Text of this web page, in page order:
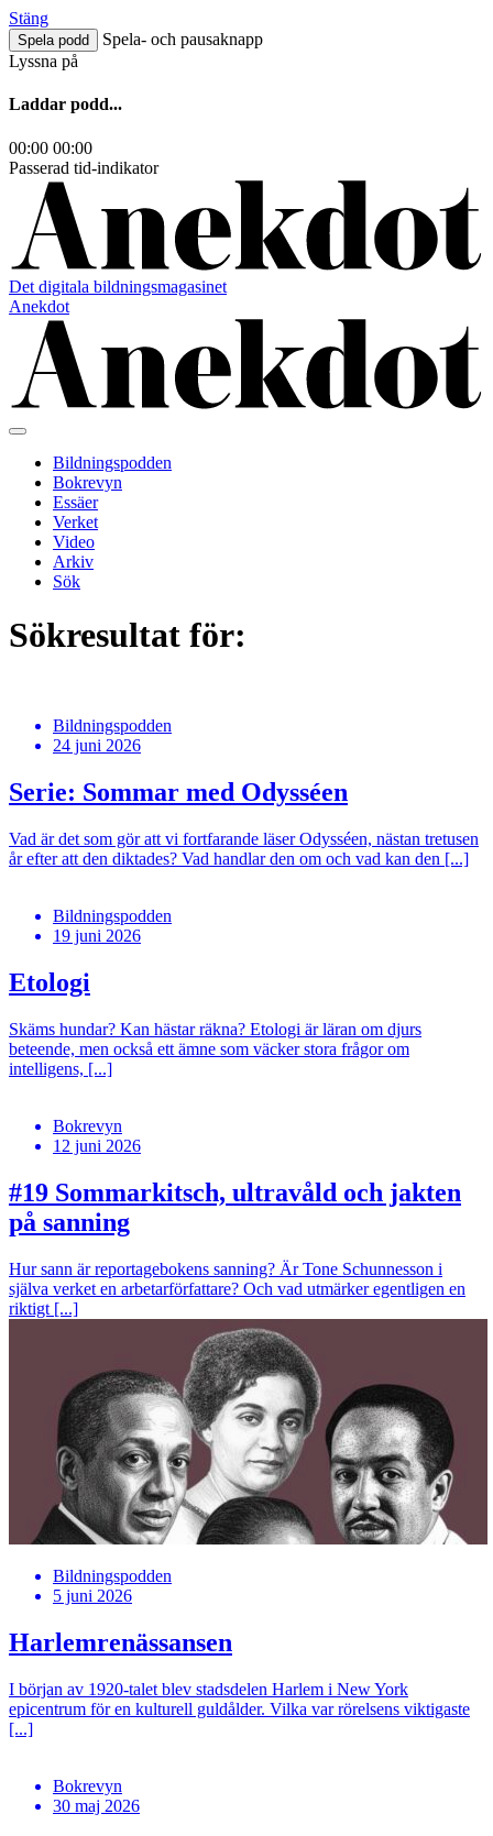
Hoppa
till
innehåll
Stäng
Spela podd
Spela- och pausaknapp
Lyssna på
Laddar podd...
00:00 00:00
Passerad tid-indikator
Det digitala bildningsmagasinet
Anekdot
Bildningspodden
Bokrevyn
Essäer
Verket
Video
Arkiv
Sök
Sökresultat för:
Bildningspodden
24 juni 2026
Serie: Sommar med Odysséen
Vad är det som gör att vi fortfarande läser Odysséen, nästan tretusen
år efter att den diktades? Vad handlar den om och vad kan den [...]
Bildningspodden
19 juni 2026
Etologi
Skäms hundar? Kan hästar räkna? Etologi är läran om djurs
beteende, men också ett ämne som väcker stora frågor om
intelligens, [...]
Bokrevyn
12 juni 2026
#19 Sommarkitsch, ultravåld och jakten
på sanning
Hur sann är reportagebokens sanning? Är Tone Schunnesson i
själva verket en arbetarförfattare? Och vad utmärker egentligen en
riktigt [...]
Bildningspodden
5 juni 2026
Harlemrenässansen
I början av 1920-talet blev stadsdelen Harlem i New York
epicentrum för en kulturell guldålder. Vilka var rörelsens viktigaste
[...]
Bokrevyn
30 maj 2026